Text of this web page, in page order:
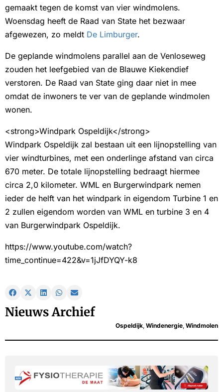
gemaakt tegen de komst van vier windmolens.
Woensdag heeft de Raad van State het bezwaar
afgewezen, zo meldt De Limburger.
De geplande windmolens parallel aan de Venloseweg
zouden het leefgebied van de Blauwe Kiekendief
verstoren. De Raad van State ging daar niet in mee
omdat de inwoners te ver van de geplande windmolen
wonen.
<strong>Windpark Ospeldijk</strong>
Windpark Ospeldijk zal bestaan uit een lijnopstelling van
vier windturbines, met een onderlinge afstand van circa
670 meter. De totale lijnopstelling bedraagt hiermee
circa 2,0 kilometer. WML en Burgerwindpark nemen
ieder de helft van het windpark in eigendom Turbine 1 en
2 zullen eigendom worden van WML en turbine 3 en 4
van Burgerwindpark Ospeldijk.
https://www.youtube.com/watch?
time_continue=422&v=1jJfDYQY-k8
Nieuws Archief
Ospeldijk, Windenergie, Windmolen